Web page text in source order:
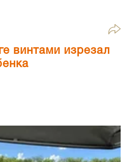
винтами изрезал